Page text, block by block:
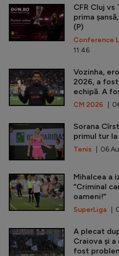
CFR Cluj
prima
(P)
Conference
11:46
Vozinha,
2026, a
echipă. A
CM 2026 |
Sorana
primul tur
Tenis | 06
Mihalcea a
”Criminal
oameni!”
SuperLiga |
A plecat
Craiova și
fost